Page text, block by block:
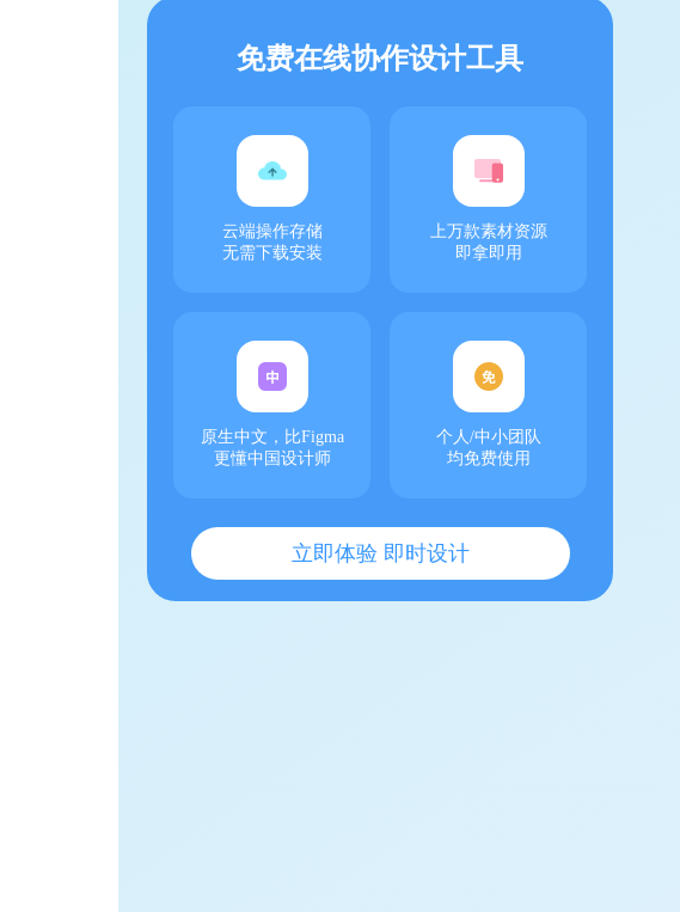
免费在线协作设计工具
云端操作存储
无需下载安装
上万款素材资源
即拿即用
原生中文，比Figma
更懂中国设计师
个人/中小团队
均免费使用
立即体验 即时设计